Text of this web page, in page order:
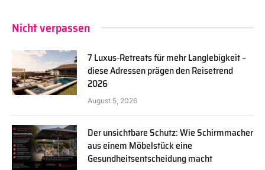
Nicht verpassen
7 Luxus-Retreats für mehr Langlebigkeit –
diese Adressen prägen den Reisetrend
2026
August 5, 2026
Der unsichtbare Schutz: Wie Schirmmacher
aus einem Möbelstück eine
Gesundheitsentscheidung macht